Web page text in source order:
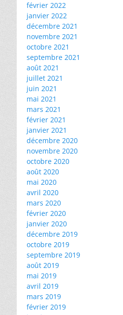
février 2022
janvier 2022
décembre 2021
novembre 2021
octobre 2021
septembre 2021
août 2021
juillet 2021
juin 2021
mai 2021
mars 2021
février 2021
janvier 2021
décembre 2020
novembre 2020
octobre 2020
août 2020
mai 2020
avril 2020
mars 2020
février 2020
janvier 2020
décembre 2019
octobre 2019
septembre 2019
août 2019
mai 2019
avril 2019
mars 2019
février 2019